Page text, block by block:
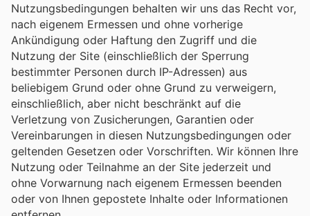
Nutzungsbedingungen behalten wir uns das Recht vor,
nach eigenem Ermessen und ohne vorherige
Ankündigung oder Haftung den Zugriff und die
Nutzung der Site (einschließlich der Sperrung
bestimmter Personen durch IP-Adressen) aus
beliebigem Grund oder ohne Grund zu verweigern,
einschließlich, aber nicht beschränkt auf die
Verletzung von Zusicherungen, Garantien oder
Vereinbarungen in diesen Nutzungsbedingungen oder
geltenden Gesetzen oder Vorschriften. Wir können Ihre
Nutzung oder Teilnahme an der Site jederzeit und
ohne Vorwarnung nach eigenem Ermessen beenden
oder von Ihnen gepostete Inhalte oder Informationen